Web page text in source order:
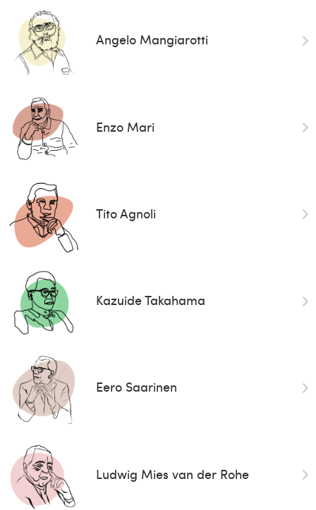
Angelo Mangiarotti
Enzo Mari
Tito Agnoli
Kazuide Takahama
Eero Saarinen
Ludwig Mies van der Rohe